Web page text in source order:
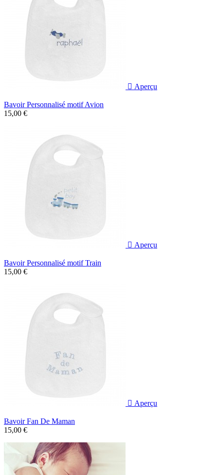
 Aperçu
Bavoir Personnalisé motif Avion
15,00 €
 Aperçu
Bavoir Personnalisé motif Train
15,00 €
 Aperçu
Bavoir Fan De Maman
15,00 €